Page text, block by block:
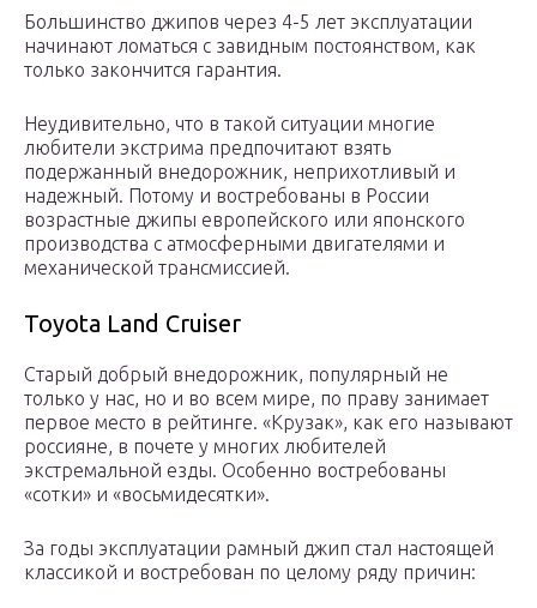
Большинство джипов через 4-5 лет эксплуатации
начинают ломаться с завидным постоянством, как
только закончится гарантия.
Неудивительно, что в такой ситуации многие
любители экстрима предпочитают взять
подержанный внедорожник, неприхотливый и
надежный. Потому и востребованы в России
возрастные джипы европейского или японского
производства с атмосферными двигателями и
механической трансмиссией.
Toyota Land Cruiser
Старый добрый внедорожник, популярный не
только у нас, но и во всем мире, по праву занимает
первое место в рейтинге. «Крузак», как его называют
россияне, в почете у многих любителей
экстремальной езды. Особенно востребованы
«сотки» и «восьмидесятки».
За годы эксплуатации рамный джип стал настоящей
классикой и востребован по целому ряду причин: